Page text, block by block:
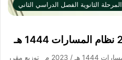
المرحلة الثانوية الفصل الدراسي الثاني
توزيع مقرر الكيمياء 2-2 نظام المسارات 1444 هـ / 2023 م توزيع مقرر